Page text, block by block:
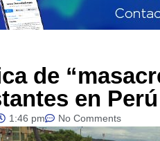
de
en Perú
1:46 pm No Comments